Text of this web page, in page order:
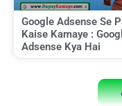
Google Adsense Se
Kaise Kamaye :
Adsense Kya Hai